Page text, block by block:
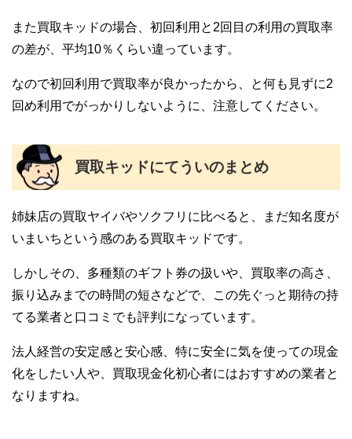
また買取キッドの場合、初回利用と2回目の利用の買取率
の差が、平均10％くらい違っています。
なので初回利用で買取率が良かったから、と何も見ずに2
回め利用でがっかりしないように、注意してください。
買取キッドにてういのまとめ
姉妹店の買取ヤイバやソクフリに比べると、まだ知名度が
いまいちという感のある買取キッドです。
しかしその、多種類のギフト券の扱いや、買取率の高さ、
振り込みまでの時間の短さなどで、この先ぐっと期待の持
てる業者と口コミでも評判になっています。
法人経営の安定感と安心感、特に安全に気を使っての現金
化をしたい人や、買取現金化初心者にはおすすめの業者と
なりますね。